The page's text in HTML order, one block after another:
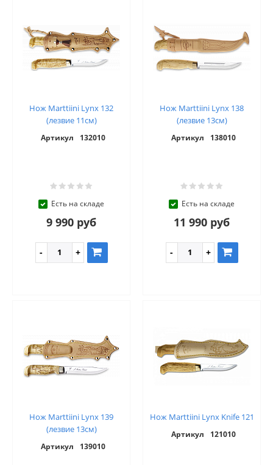
Нож Marttiini Lynx 132
(лезвие 11см)
Артикул 132010
Есть на складе
9 990 руб
Нож Marttiini Lynx 138
(лезвие 13см)
Артикул 138010
Есть на складе
11 990 руб
Нож Marttiini Lynx 139
(лезвие 13см)
Артикул 139010
Нож Marttiini Lynx Knife 121
Артикул 121010